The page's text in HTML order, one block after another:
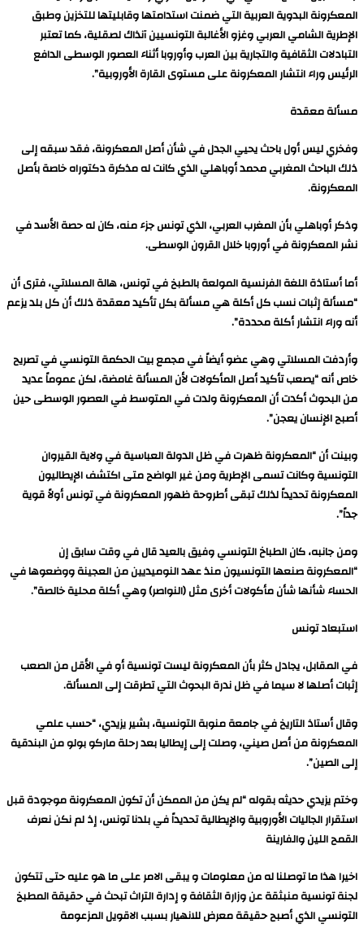
المعكرونة البدوية العربية التي ضمنت استدامتها وقابليتها للتخزين وطبق
الإطرية الشامي العربي وغزو الأغالبة التونسيين آنذاك لصقلية، كما تعتبر
التبادلات الثقافية والتجارية بين العرب وأوروبا أثناء العصور الوسطى الدافع
الرئيس وراء انتشار المعكرونة على مستوى القارة الأوروبية”.
مسألة معقدة
وفخري ليس أول باحث يحيي الجدل في شأن أصل المعكرونة، فقد سبقه إلى
ذلك الباحث المغربي محمد أوباهلي الذي كانت له مذكرة دكتوراه خاصة بأصل
المعكرونة.
وذكر أوباهلي بأن المغرب العربي، الذي تونس جزء منه، كان له حصة الأسد في
نشر المعكرونة في أوروبا خلال القرون الوسطى.
أما أستاذة اللغة الفرنسية المولعة بالطبخ في تونس، هالة المسلاتي، فترى أن
“مسألة إثبات نسب كل أكلة هي مسألة بكل تأكيد معقدة ذلك أن كل بلد يزعم
أنه وراء انتشار أكلة محددة”.
وأردفت المسلاتي وهي عضو أيضاً في مجمع بيت الحكمة التونسي في تصريح
خاص أنه “يصعب تأكيد أصل المأكولات لأن المسألة غامضة، لكن عموماً عديد
من البحوث أكدت أن المعكرونة ولدت في المتوسط في العصور الوسطى حين
أصبح الإنسان يعجن”.
وبينت أن “المعكرونة ظهرت في ظل الدولة العباسية في ولاية القيروان
التونسية وكانت تسمى الإطرية ومن غير الواضح متى اكتشف الإيطاليون
المعكرونة تحديداً لذلك تبقى أطروحة ظهور المعكرونة في تونس أولاً قوية
جداً”.
ومن جانبه، كان الطباخ التونسي وفيق بالعيد قال في وقت سابق إن
“المعكرونة صنعها التونسيون منذ عهد النوميديين من العجينة ووضعوها في
الحساء شأنها شأن مأكولات أخرى مثل (النواصر) وهي أكلة محلية خالصة”.
استبعاد تونس
في المقابل، يجادل كثر بأن المعكرونة ليست تونسية أو في الأقل من الصعب
إثبات أصلها لا سيما في ظل ندرة البحوث التي تطرقت إلى المسألة.
وقال أستاذ التاريخ في جامعة منوبة التونسية، بشير يزيدي، “حسب علمي
المعكرونة من أصل صيني، وصلت إلى إيطاليا بعد رحلة ماركو بولو من البندقية
إلى الصين”.
وختم يزيدي حديثه بقوله “لم يكن من الممكن أن تكون المعكرونة موجودة قبل
استقرار الجاليات الأوروبية والإيطالية تحديداً في بلدنا تونس، إذ لم نكن نعرف
القمح اللين والفارينة
اخيرا هذا ما توصلنا له من معلومات و يبقى الامر على ما هو عليه حتى تتكون
لجنة تونسية منبثقة عن وزارة الثقافة و إدارة التراث تبحث في حقيقة المطبخ
التونسي الذي أصبح حقيقة معرض للانهيار بسبب الاقويل المزعومة